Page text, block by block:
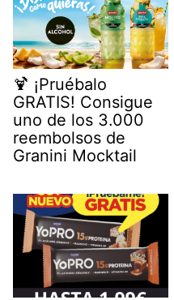
🍹 ¡Pruébalo
GRATIS! Consigue
uno de los 3.000
reembolsos de
Granini Mocktail